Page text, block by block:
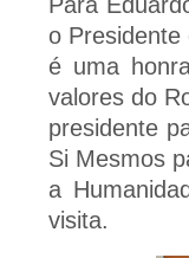
o Presidente
é uma
valores do
presidente
Si Mesmos
a
visita.